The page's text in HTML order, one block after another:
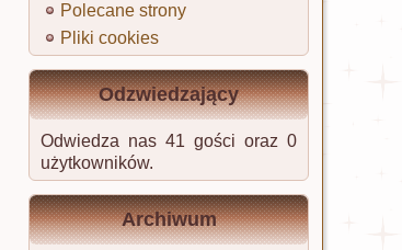
Polecane strony
Pliki cookies
Odzwiedzający
Odwiedza nas 41 gości oraz 0
użytkowników.
Archiwum